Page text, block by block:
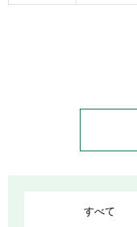
すべて